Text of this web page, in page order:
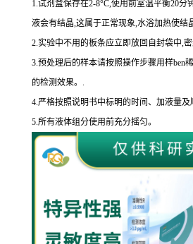
1.试剂盒保存在2-8°C,使用前室温平衡20分
液会有结晶,这属于正常现象,水浴加热使结
2.实验中不用的板条应立即放回自封袋中,
3.预处理后的样本请按照操作步骤用样ben
的检测效果。 .
4.严格按照说明书中标明的时间、加液量及
5.所有液体组分使用前充分摇匀。